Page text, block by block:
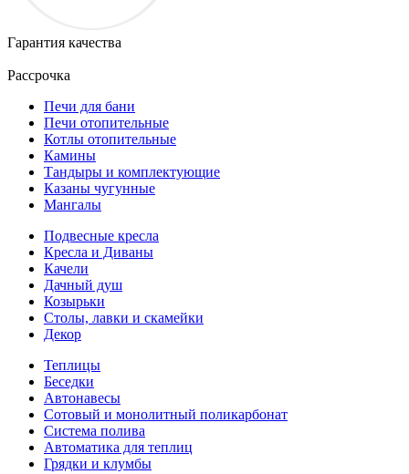
Гарантия качества
Рассрочка
Печи для бани
Печи отопительные
Котлы отопительные
Камины
Тандыры и комплектующие
Казаны чугунные
Мангалы
Подвесные кресла
Кресла и Диваны
Качели
Дачный душ
Козырьки
Столы, лавки и скамейки
Декор
Теплицы
Беседки
Автонавесы
Сотовый и монолитный поликарбонат
Система полива
Автоматика для теплиц
Грядки и клумбы